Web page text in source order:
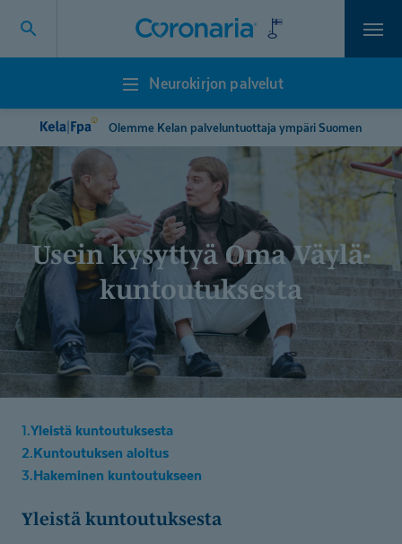
palvelut
Neurokirjon palvelut
Olemme Kelan palveluntuottaja ympäri Suomen
Usein kysyttyä Oma Väylä-
kun­tou­tuksesta
Yleistä kuntoutuksesta
Kuntoutuksen aloitus
Hakeminen kuntoutukseen
Yleistä kuntoutuksesta